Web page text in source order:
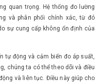
quan trọng. Hệ thống đo lường
và phân phối chính xác, từ đó
sự cung cấp không ổn định của
tự động và cảm biến đo áp suất,
chúng ta có thể theo dõi và điều
và liên tục. Điều này giúp cho